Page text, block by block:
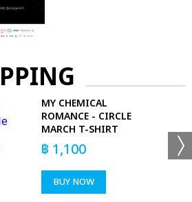
MY CHEMICAL
ROMANCE - CIRCLE
MARCH T-SHIRT
฿ 1,100
BUY NOW